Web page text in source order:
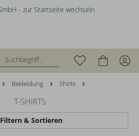
Bekleidung Shirts
T-SHIRTS
Filtern & Sortieren